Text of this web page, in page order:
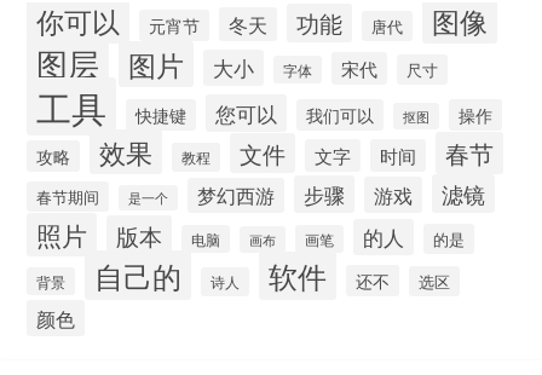
你可以 元宵节 冬天 功能 唐代 图像
图层 图片 大小 字体 宋代 尺寸
工具 快捷键 您可以 我们可以 抠图
操作
攻略
效果 教程 文件 文字 时间 春节
春节期间 是一个 梦幻西游 步骤 游戏 滤镜
照片 版本 电脑 画布 画笔 的人 的是
背景 自己的 诗人 软件 还不 选区
颜色